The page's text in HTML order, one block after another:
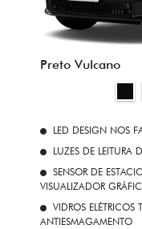
Preto Vulcano
LED DESIGN NOS
LUZES DE LEITURA
SENSOR DE
VISUALIZADOR
VIDROS
ANTIESMAGAMENTO